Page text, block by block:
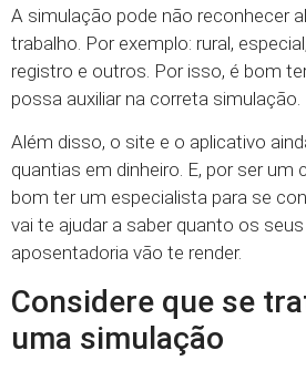
A simulação pode não reconhecer
trabalho. Por exemplo: rural,
registro e outros. Por isso, é bom
possa auxiliar na correta simulação.
Além disso, o site e o aplicativo
quantias em dinheiro. E, por ser um
bom ter um especialista para se
vai te ajudar a saber quanto os
aposentadoria vão te render.
Considere que se
uma simulação